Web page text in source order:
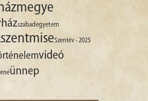
szabadegyetem
szentmiseSzentév - 2025
videó
ünnep